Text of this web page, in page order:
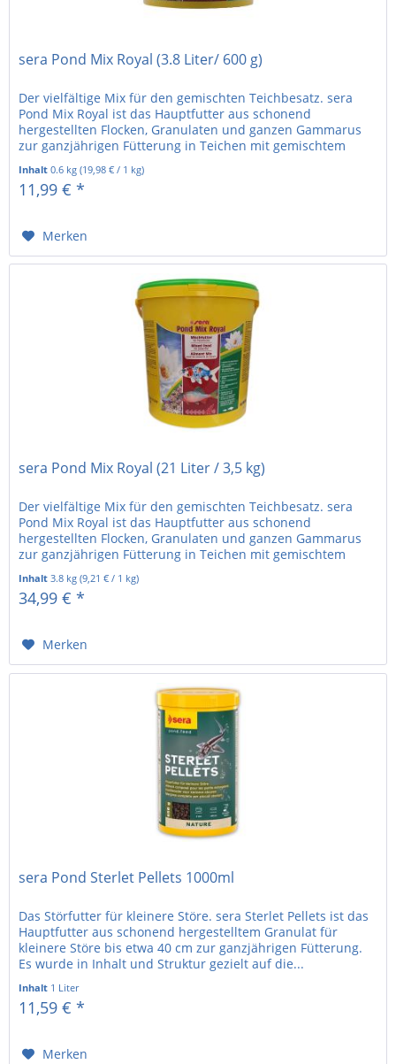
sera Pond Mix Royal (3.8 Liter/ 600 g)
Der vielfältige Mix für den gemischten Teichbesatz. sera
Pond Mix Royal ist das Hauptfutter aus schonend
hergestellten Flocken, Granulaten und ganzen Gammarus
zur ganzjährigen Fütterung in Teichen mit gemischtem
Inhalt0.6 kg(19,98 € / 1 kg)
11,99 € *
Merken
sera Pond Mix Royal (21 Liter / 3,5 kg)
Der vielfältige Mix für den gemischten Teichbesatz. sera
Pond Mix Royal ist das Hauptfutter aus schonend
hergestellten Flocken, Granulaten und ganzen Gammarus
zur ganzjährigen Fütterung in Teichen mit gemischtem
Inhalt3.8 kg(9,21 € / 1 kg)
34,99 € *
Merken
sera Pond Sterlet Pellets 1000ml
Das Störfutter für kleinere Störe. sera Sterlet Pellets ist das
Hauptfutter aus schonend hergestelltem Granulat für
kleinere Störe bis etwa 40 cm zur ganzjährigen Fütterung.
Es wurde in Inhalt und Struktur gezielt auf die...
Inhalt 1 Liter
11,59 € *
Merken